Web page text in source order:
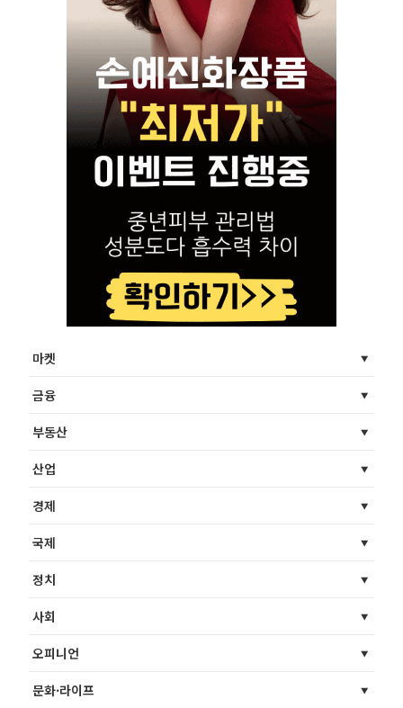
마켓
금융
부동산
산업
경제
국제
정치
사회
오피니언
문화·라이프